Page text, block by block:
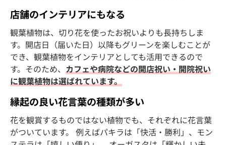
店舗のインテリアにもなる
観葉植物は、切り花を使ったお祝いよりも長持ちしま
す。開店日（届いた日）以降もグリーンを楽しむことが
でき、観葉植物をインテリアとしても活用できるので
す。そのため、 カフェや病院などの開店祝い・開院祝い
に観葉植物は選ばれています。
縁起の良い花言葉の種類が多い
花を観賞するものではない植物でも、それぞれに花言葉
がついています。 例えばパキラは「快活・勝利」、モン